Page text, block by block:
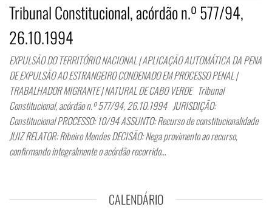
Tribunal Constitucional, acórdão n.º 577/94,
26.10.1994
EXPULSÃO DO TERRITÓRIO NACIONAL | APLICAÇÃO AUTOMÁTICA DA PENA
DE EXPULSÃO AO ESTRANGEIRO CONDENADO EM PROCESSO PENAL |
TRABALHADOR MIGRANTE | NATURAL DE CABO VERDE Tribunal
Constitucional, acórdão n.º 577/94, 26.10.1994 JURISDIÇÃO:
Constitucional PROCESSO: 10/94 ASSUNTO: Recurso de constitucionalidade
JUIZ RELATOR: Ribeiro Mendes DECISÃO: Nega provimento ao recurso,
confirmando integralmente o acórdão recorrido…
CALENDÁRIO